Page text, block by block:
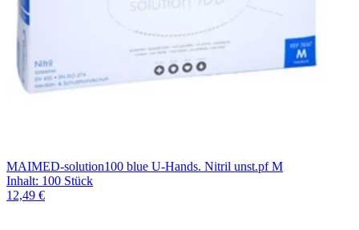
MAIMED-solution100 blue U-Hands. Nitril unst.pf M
Inhalt: 100 Stück
12,49 €